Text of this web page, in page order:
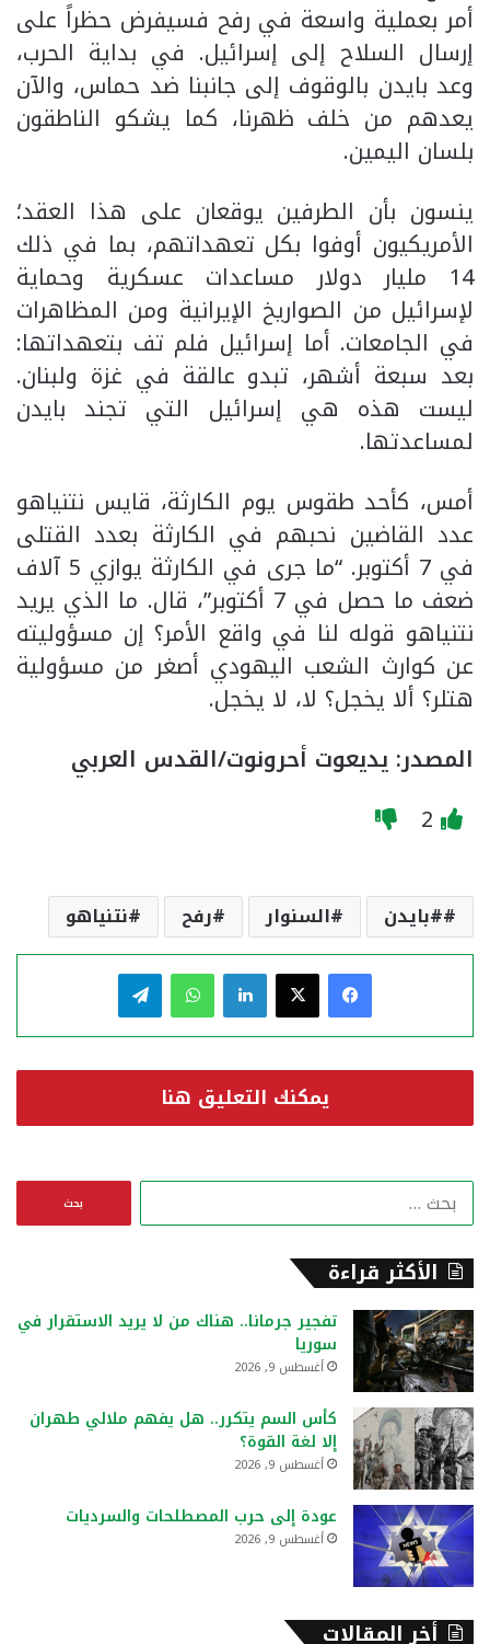
أمر بعملية واسعة في رفح فسيفرض حظراً على
إرسال السلاح إلى إسرائيل. في بداية الحرب،
وعد بايدن بالوقوف إلى جانبنا ضد حماس، والآن
يعدهم من خلف ظهرنا، كما يشكو الناطقون
بلسان اليمين.
ينسون بأن الطرفين يوقعان على هذا العقد؛
الأمريكيون أوفوا بكل تعهداتهم، بما في ذلك
14 مليار دولار مساعدات عسكرية وحماية
لإسرائيل من الصواريخ الإيرانية ومن المظاهرات
في الجامعات. أما إسرائيل فلم تف بتعهداتها:
بعد سبعة أشهر، تبدو عالقة في غزة ولبنان.
ليست هذه هي إسرائيل التي تجند بايدن
لمساعدتها.
أمس، كأحد طقوس يوم الكارثة، قايس نتنياهو
عدد القاضين نحبهم في الكارثة بعدد القتلى
في 7 أكتوبر. “ما جرى في الكارثة يوازي 5 آلاف
ضعف ما حصل في 7 أكتوبر”، قال. ما الذي يريد
نتنياهو قوله لنا في واقع الأمر؟ إن مسؤوليته
عن كوارث الشعب اليهودي أصغر من مسؤولية
هتلر؟ ألا يخجل؟ لا، لا يخجل.
المصدر: يديعوت أحرونوت/القدس العربي
2
#بايدن السنوار رفح نتنياهو
فيسبوك لينكدإن واتساب
يمكنك التعليق هنا
ن
الأكثر قراءة
تفجير جرمانا.. هناك من لا يريد الاستقرار في
سوريا
أغسطس 9, 2026
كأس السم يتكرر.. هل يفهم ملالي طهران
إلا لغة القوة؟
أغسطس 9, 2026
عودة إلى حرب المصطلحات والسرديات
أغسطس 9, 2026
أخر المقالات